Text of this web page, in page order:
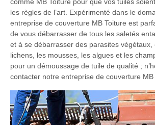
les règles de l’art. Expérimenté dans le
entreprise de couverture MB Toiture est
de vous débarrasser de tous les saletés
et à se débarrasser des parasites végétaux,
lichens, les mousses, les algues et les
pour un démoussage de tuile de qualité ;
contacter notre entreprise de couverture MB